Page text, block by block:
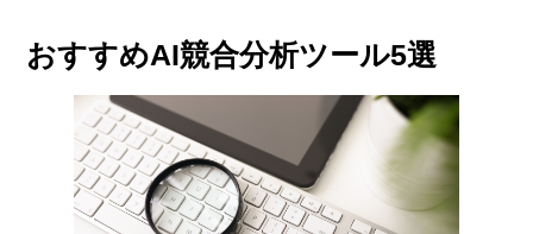
おすすめAI競合分析ツール5選